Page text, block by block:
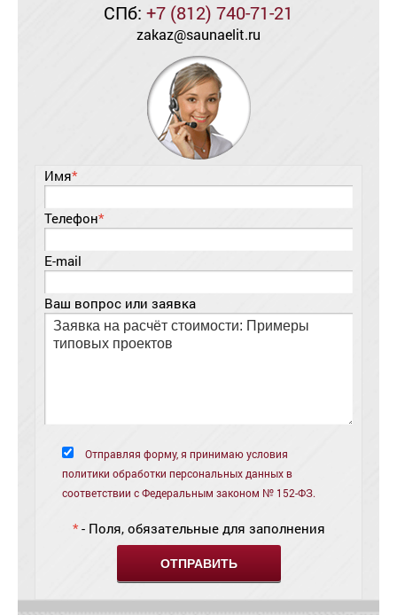
СПб: +7 (812) 740-71-21
zakaz@saunaelit.ru
Имя*
Телефон*
E-mail
Ваш вопрос или заявка
Отправляя форму, я принимаю условия
политики обработки персональных данных в
соответствии с Федеральным законом № 152-ФЗ.
*- Поля, обязательные для заполнения